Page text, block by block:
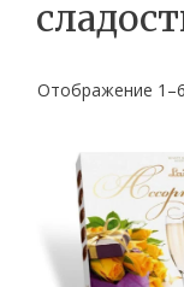
Отображение